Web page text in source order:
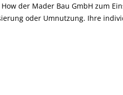
der Mader Bau GmbH zum
oder Umnutzung. Ihre